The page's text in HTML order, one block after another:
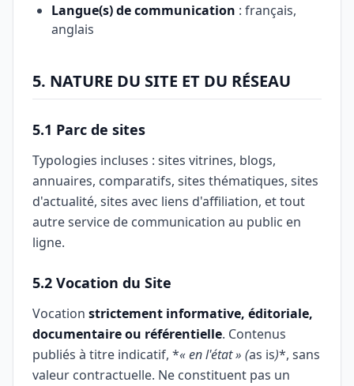
Langue(s) de communication : français,
anglais
5. NATURE DU SITE ET DU RÉSEAU
5.1 Parc de sites
Typologies incluses : sites vitrines, blogs,
annuaires, comparatifs, sites thématiques, sites
d'actualité, sites avec liens d'affiliation, et tout
autre service de communication au public en
ligne.
5.2 Vocation du Site
Vocation strictement informative, éditoriale,
documentaire ou référentielle. Contenus
publiés à titre indicatif, *« en l'état » (as is)*, sans
valeur contractuelle. Ne constituent pas un